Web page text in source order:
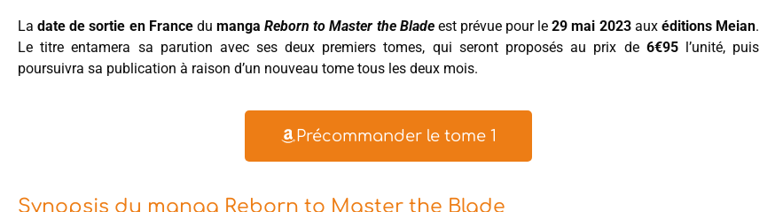
Ladate de sortie en Francedu mangaReborn to Master the Bladeest prévue pour le29 mai 2023aux éditions Meian.
Le titre entamera sa parution avec ses deux premiers tomes, qui seront proposés au prix de 6€95l’unité, puis
poursuivra sa publication à raison d’un nouveau tome tous les deux mois.
Précommander le tome 1
Synopsis du manga Reborn to Master the Blade